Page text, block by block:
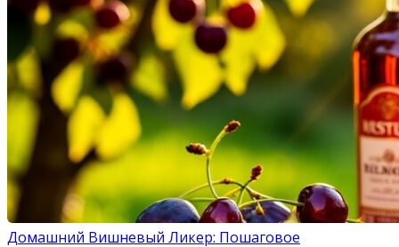
Домашний Вишневый Ликер: Пошаговое